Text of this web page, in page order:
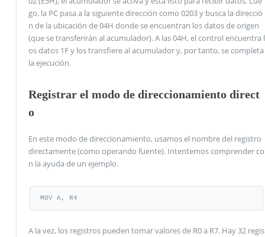
go, la PC pasa a la siguiente dirección como 0203 y busca la direcció
n de la ubicación de 04H donde se encuentran los datos de origen
(que se transferirán al acumulador). A las 04H, el control encuentra l
os datos 1F y los transfiere al acumulador y, por tanto, se completa
la ejecución.
Registrar el modo de direccionamiento direct
o
En este modo de direccionamiento, usamos el nombre del registro
directamente (como operando fuente). Intentemos comprender co
n la ayuda de un ejemplo.
MOV A, R4
A la vez, los registros pueden tomar valores de R0 a R7. Hay 32 regis